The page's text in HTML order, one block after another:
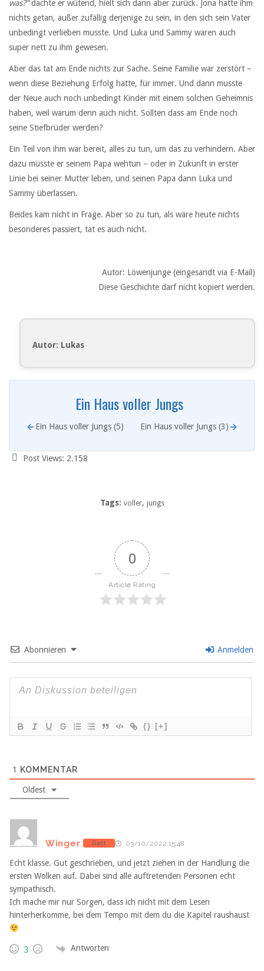
was?“dachte er wütend, hielt sich dann aber zurück. Jona hatte ihm
nichts getan, außer zufällig derjenige zu sein, in den sich sein Vater
unbedingt verlieben musste. Und Luka und Sammy waren auch
super nett zu ihm gewesen.
Aber das tat am Ende nichts zur Sache. Seine Familie war zerstört –
wenn diese Beziehung Erfolg hatte, für immer. Und dann musste
der Neue auch noch unbedingt Kinder mit einem solchen Geheimnis
haben, weil warum denn auch nicht. Sollten dass am Ende noch
seine Stiefbrüder werden?
Ein Teil von ihm war bereit, alles zu tun, um das zu verhindern. Aber
dazu müsste er seinem Papa wehtun – oder in Zukunft in erster
Linie bei seiner Mutter leben, und seinen Papa dann Luka und
Sammy überlassen.
Beides kam nicht in Frage. Aber so zu tun, als wäre heute nichts
besonderes passiert, tat es auch nicht.
Autor: Löwenjunge (eingesandt via E-Mail)
Diese Geschichte darf nicht kopiert werden.
Autor: Lukas
Ein Haus voller Jungs
Ein Haus voller Jungs (5) Ein Haus voller Jungs (3)
Post Views: 2.158
Tags: voller, jungs
0
Article Rating
Abonnieren Anmelden
{} [+]
1 KOMMENTAR
Oldest
Winger Gast 03/10/2022 15:48
Echt klasse. Gut geschrieben, und jetzt ziehen in der Handlung die
ersten Wolken auf. Dabei sind alle auftretenden Personen echt
sympathisch.
Ich mache mir nur Sorgen, dass ich nicht mit dem Lesen
hinterherkomme, bei dem Tempo mit dem du die Kapitel raushaust
3 Antworten